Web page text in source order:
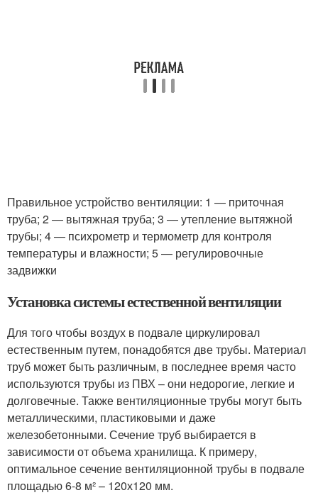
Правильное устройство вентиляции: 1 — приточная
труба; 2 — вытяжная труба; 3 — утепление вытяжной
трубы; 4 — психрометр и термометр для контроля
температуры и влажности; 5 — регулировочные
задвижки
Установка системы естественной вентиляции
Для того чтобы воздух в подвале циркулировал
естественным путем, понадобятся две трубы. Материал
труб может быть различным, в последнее время часто
используются трубы из ПВХ – они недорогие, легкие и
долговечные. Также вентиляционные трубы могут быть
металлическими, пластиковыми и даже
железобетонными. Сечение труб выбирается в
зависимости от объема хранилища. К примеру,
оптимальное сечение вентиляционной трубы в подвале
площадью 6-8 м² – 120х120 мм.